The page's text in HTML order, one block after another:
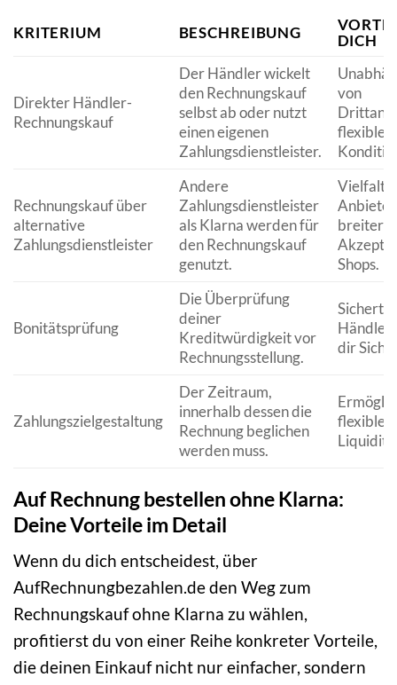
KRITERIUM BESCHREIBUNG
DICH
Direkter Händler-
Rechnungskauf
Der Händler wickelt
den Rechnungskauf
selbst ab oder nutzt
einen eigenen
Zahlungsdienstleister.
von
Rechnungskauf über
alternative
Zahlungsdienstleister
Andere
Zahlungsdienstleister
als Klarna werden für
den Rechnungskauf
genutzt.
Vielfalt
breitere
Shops.
Bonitätsprüfung
Die Überprüfung
deiner
Kreditwürdigkeit vor
Rechnungsstellung.
Sichert
Händler
dir
Zahlungszielgestaltung
Der Zeitraum,
innerhalb dessen die
Rechnung beglichen
werden muss.
flexible
Auf Rechnung bestellen ohne Klarna:
Deine Vorteile im Detail
Wenn du dich entscheidest, über
AufRechnungbezahlen.de den Weg zum
Rechnungskauf ohne Klarna zu wählen,
profitierst du von einer Reihe konkreter Vorteile,
die deinen Einkauf nicht nur einfacher, sondern